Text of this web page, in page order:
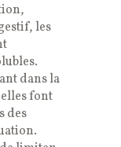
les
dans la
font
des